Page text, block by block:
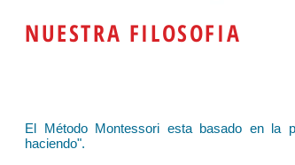
NUESTRA FILOSOFIA
El Método Montessori esta basado en la
haciendo".